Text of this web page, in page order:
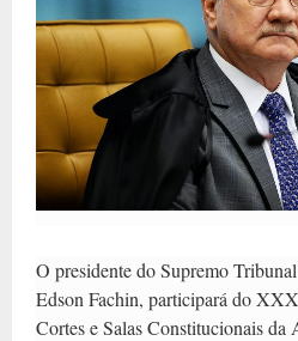
O presidente do Supremo
Edson Fachin, participará do
Cortes e Salas Constitucionais da